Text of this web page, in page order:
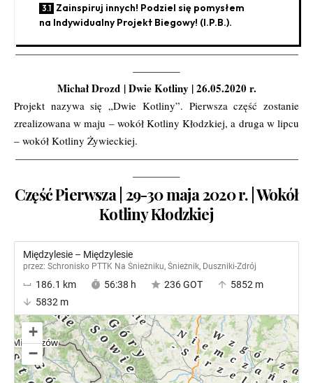
Zainspiruj innych! Podziel się pomysłem
na Indywidualny Projekt Biegowy! (I.P.B.).
———————————————————————————
————–
Michał Drozd| Dwie Kotliny | 26.05.2020 r.
Projekt nazywa się „Dwie Kotliny”. Pierwsza część zostanie
zrealizowana w maju – wokół Kotliny Kłodzkiej, a druga w lipcu
– wokół Kotliny Żywieckiej.
———————————————————————————
————–
Część Pierwsza | 29-30 maja 2020 r. | Wokół
Kotliny Kłodzkiej